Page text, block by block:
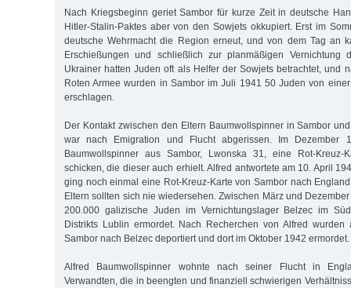
Nach Kriegsbeginn geriet Sambor für kurze Zeit in deutsche
Hitler-Stalin-Paktes aber von den Sowjets okkupiert. Erst im
deutsche Wehrmacht die Region erneut, und von dem Tag an
Erschießungen und schließlich zur planmäßigen Vernichtung
Ukrainer hatten Juden oft als Helfer der Sowjets betrachtet, und
Roten Armee wurden in Sambor im Juli 1941 50 Juden von
erschlagen.
Der Kontakt zwischen den Eltern Baumwollspinner in Sambor
war nach Emigration und Flucht abgerissen. Im Dezember
Baumwollspinner aus Sambor, Lwonska 31, eine Rot-Kreuz-
schicken, die dieser auch erhielt. Alfred antwortete am 10. April
ging noch einmal eine Rot-Kreuz-Karte von Sambor nach
Eltern sollten sich nie wiedersehen. Zwischen März und
200.000 galizische Juden im Vernichtungslager Belzec im
Distrikts Lublin ermordet. Nach Recherchen von Alfred
Sambor nach Belzec deportiert und dort im Oktober 1942 ermordet.
Alfred Baumwollspinner wohnte nach seiner Flucht in
Verwandten, die in beengten und finanziell schwierigen